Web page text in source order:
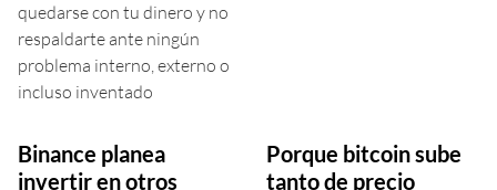
quedarse con tu dinero y no
respaldarte ante ningún
problema interno, externo o
incluso inventado
Binance planea
invertir en otros
Porque bitcoin sube
tanto de precio